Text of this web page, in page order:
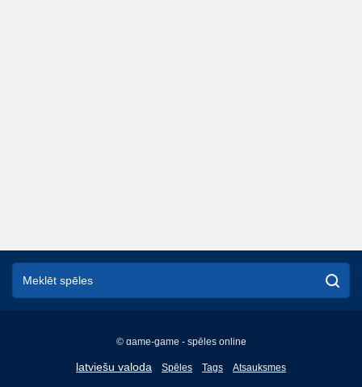
© game-game - spēles online
latviešu valoda
English
Spēles Tags Atsauksmes